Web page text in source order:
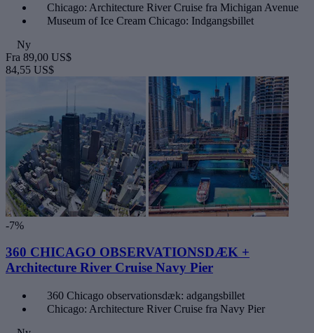
Chicago: Architecture River Cruise fra Michigan Avenue
Museum of Ice Cream Chicago: Indgangsbillet
Ny
Fra 89,00 US$
84,55 US$
-7%
360 CHICAGO OBSERVATIONSDÆK +
Architecture River Cruise Navy Pier
360 Chicago observationsdæk: adgangsbillet
Chicago: Architecture River Cruise fra Navy Pier